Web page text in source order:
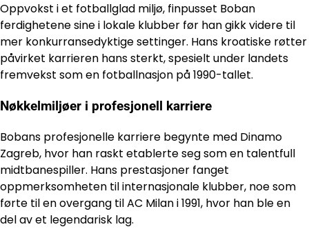
Oppvokst i et fotballglad miljø, finpusset Boban
ferdighetene sine i lokale klubber før han gikk videre til
mer konkurransedyktige settinger. Hans kroatiske røtter
påvirket karrieren hans sterkt, spesielt under landets
fremvekst som en fotballnasjon på 1990-tallet.
Nøkkelmiljøer i profesjonell karriere
Bobans profesjonelle karriere begynte med Dinamo
Zagreb, hvor han raskt etablerte seg som en talentfull
midtbanespiller. Hans prestasjoner fanget
oppmerksomheten til internasjonale klubber, noe som
førte til en overgang til AC Milan i 1991, hvor han ble en
del av et legendarisk lag.